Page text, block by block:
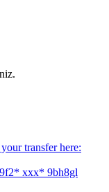
transfer here:
ххх* 9bh8gl